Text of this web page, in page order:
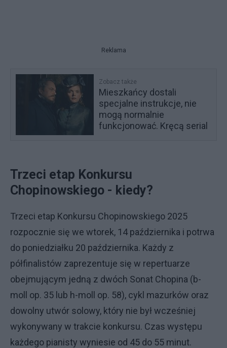
Reklama
Zobacz także
Mieszkańcy dostali
specjalne instrukcje, nie
mogą normalnie
funkcjonować. Kręcą serial
Trzeci etap Konkursu
Chopinowskiego - kiedy?
Trzeci etap Konkursu Chopinowskiego 2025
rozpocznie się we wtorek, 14 października i potrwa
do poniedziałku 20 października. Każdy z
półfinalistów zaprezentuje się w repertuarze
obejmującym jedną z dwóch Sonat Chopina (b-
moll op. 35 lub h-moll op. 58), cykl mazurków oraz
dowolny utwór solowy, który nie był wcześniej
wykonywany w trakcie konkursu. Czas występu
każdego pianisty wyniesie od 45 do 55 minut.